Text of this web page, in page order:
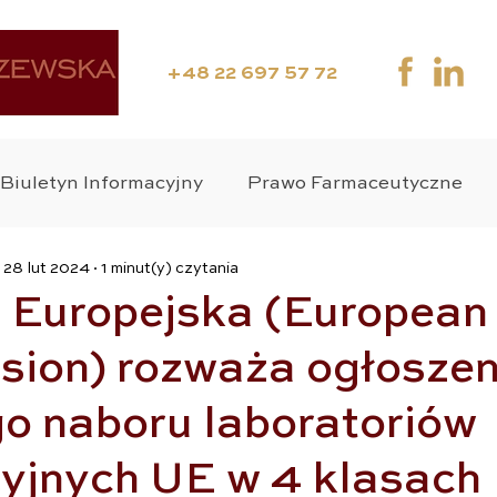
+48 22 697 57 72
Biuletyn Informacyjny Prawo Farmaceutyczne
Kliniczne Media
Medyczne Zdrowie Publiczne Wyroby
Karne
Europejska (European
rozważa
naboru laboratoriów
UE w 4 klasach
28 lut 2024 1 minut(y) czytania